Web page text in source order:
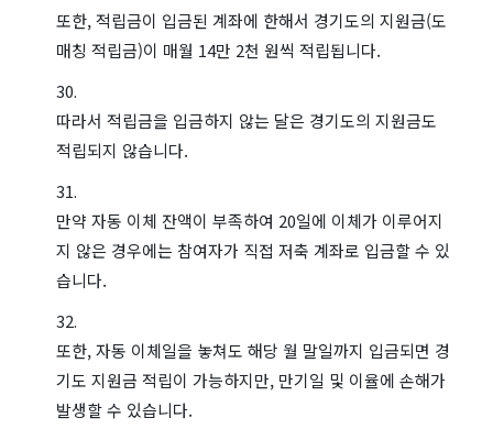
또한, 적립금이 입금된 계좌에 한해서 경기도의 지원금(도
매칭 적립금)이 매월 14만 2천 원씩 적립됩니다.
따라서 적립금을 입금하지 않는 달은 경기도의 지원금도
적립되지 않습니다.
만약 자동 이체 잔액이 부족하여 20일에 이체가 이루어지
지 않은 경우에는 참여자가 직접 저축 계좌로 입금할 수 있
습니다.
또한, 자동 이체일을 놓쳐도 해당 월 말일까지 입금되면 경
기도 지원금 적립이 가능하지만, 만기일 및 이율에 손해가
발생할 수 있습니다.